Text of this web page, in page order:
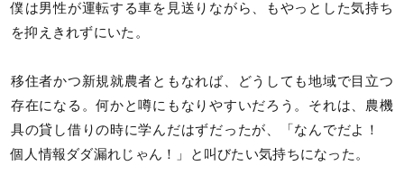
僕は男性が運転する車を見送りながら、もやっとした気持ち
を抑えきれずにいた。
移住者かつ新規就農者ともなれば、どうしても地域で目立つ
存在になる。何かと噂にもなりやすいだろう。それは、農機
具の貸し借りの時に学んだはずだったが、「なんでだよ！
個人情報ダダ漏れじゃん！」と叫びたい気持ちになった。